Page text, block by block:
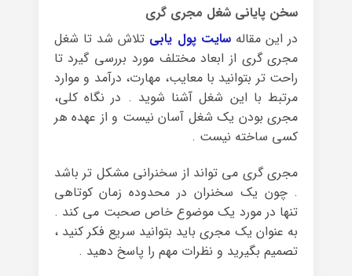
سخن پایانی شغل مجری گری
در این مقالهسایت پول یابی تلاش شد تا شغل
مجری گری از ابعاد مختلف مورد بررسی گیرد تا
راحت تر بتوانید با معایب، مهارت، درآمد و موارد
مرتبط با این شغل آشنا شوید . در نگاه کلی،
مجری بودن یک شغل آسان نیست و از عهده هر
کسی ساخته نیست .
مجری گری می تواند از سخنرانی مشکل تر باشد
. چون یک سخنران در محدوده زمان کوتاهی
تنها در مورد یک موضوع خاص صحبت می کند .
به عنوان یک مجری باید بتوانید سریع فکر کنید ،
تصمیم بگیرید و نظرات مهم را پاسخ دهید .